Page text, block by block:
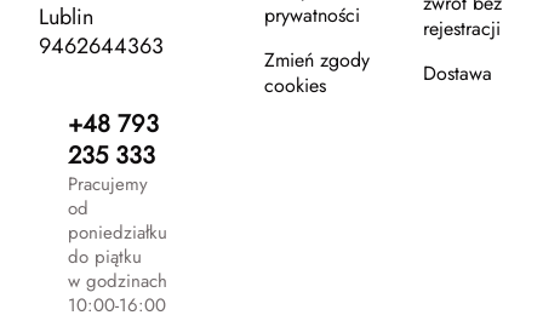
Lublin
9462644363
+48 793
235 333
Pracujemy
od
poniedziałku
do piątku
w godzinach
10:00-16:00
prywatności
Zmień zgody
cookies
rejestracji
Dostawa